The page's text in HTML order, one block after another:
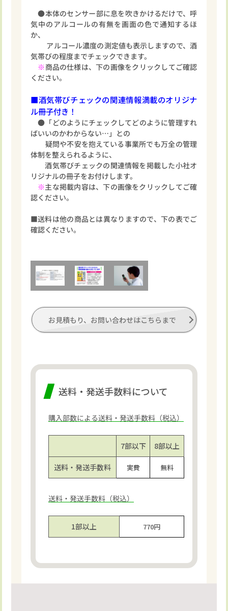
●本体のセンサー部に息を吹きかけるだけで、呼
気中のアルコールの有無を画面の色で通知するほ
か、
アルコール濃度の測定値も表示しますので、酒
気帯びの程度までチェックできます。
※商品の仕様は、下の画像をクリックしてご確認
ください。
■酒気帯びチェックの関連情報満載のオリジナ
ル冊子付き！
●「どのようにチェックしてどのように管理すれ
ばいいのかわからない…」との
疑問や不安を抱えている事業所でも万全の管理
体制を整えられるように、
酒気帯びチェックの関連情報を掲載した小社オ
リジナルの冊子をお付けします。
※主な掲載内容は、下の画像をクリックしてご確
認ください。
■送料は他の商品とは異なりますので、下の表でご
確認ください。
お見積もり、お問い合わせはこちらまで
送料・発送手数料について
購入部数による送料・発送手数料（税込）
7部以下 8部以上
送料・発送手数料 実費 無料
送料・発送手数料（税込）
1部以上 770円